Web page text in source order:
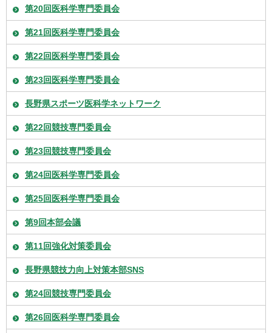
第20回医科学専門委員会
第21回医科学専門委員会
第22回医科学専門委員会
第23回医科学専門委員会
長野県スポーツ医科学ネットワーク
第22回競技専門委員会
第23回競技専門委員会
第24回医科学専門委員会
第25回医科学専門委員会
第9回本部会議
第11回強化対策委員会
長野県競技力向上対策本部SNS
第24回競技専門委員会
第26回医科学専門委員会